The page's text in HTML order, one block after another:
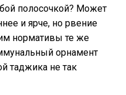
полосочкой? Может
и ярче, но рвение
нормативы те же
орнамент
таджика не так